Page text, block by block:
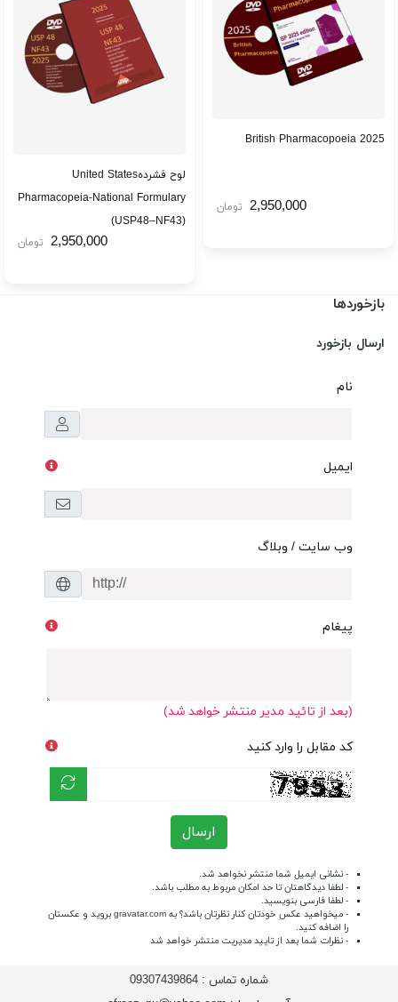
British Pharmacopoeia 2025
2,950,000 تومان
لوح فشردهUnited States
Pharmacopeia-National Formulary
(USP48–NF43)
2,950,000 تومان
بازخوردها
ارسال بازخورد
نام
ایمیل
وب سایت / وبلاگ
پیغام
(بعد از تائید مدیر منتشر خواهد شد)
کد مقابل را وارد کنید
ارسال
- نشانی ایمیل شما منتشر نخواهد شد.
- لطفا دیدگاهتان تا حد امکان مربوط به مطلب باشد.
- لطفا فارسی بنویسید.
- میخواهید عکس خودتان کنار نظرتان باشد؟ به gravatar.com بروید و عکستان
را اضافه کنید.
- نظرات شما بعد از تایید مدیریت منتشر خواهد شد
شماره تماس : 09307439864